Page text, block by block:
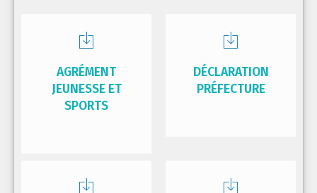
AGRÉMENT
JEUNESSE ET
SPORTS
DÉCLARATION
PRÉFECTURE